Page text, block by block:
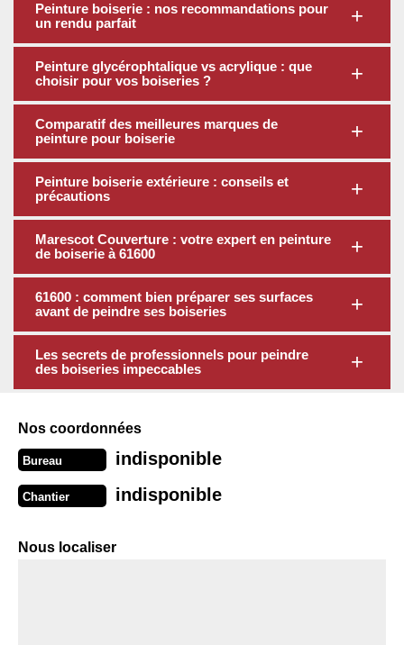
Peinture boiserie : nos recommandations pour
un rendu parfait
Peinture glycérophtalique vs acrylique : que
choisir pour vos boiseries ?
Comparatif des meilleures marques de
peinture pour boiserie
Peinture boiserie extérieure : conseils et
précautions
Marescot Couverture : votre expert en peinture
de boiserie à 61600
61600 : comment bien préparer ses surfaces
avant de peindre ses boiseries
Les secrets de professionnels pour peindre
des boiseries impeccables
Nos coordonnées
Bureau indisponible
Chantier indisponible
Nous localiser